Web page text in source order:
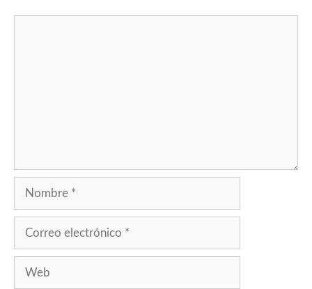
Nombre
Correo
Web